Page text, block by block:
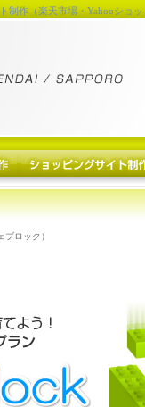
制作（楽天市場・Yahooショ
ブロック）